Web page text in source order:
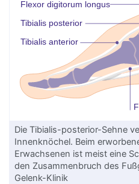
Die Tibialis-posterior-Sehne
Innenknöchel. Beim
Erwachsenen ist meist eine
den Zusammenbruch des
Gelenk-Klinik